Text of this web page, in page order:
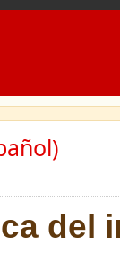
del